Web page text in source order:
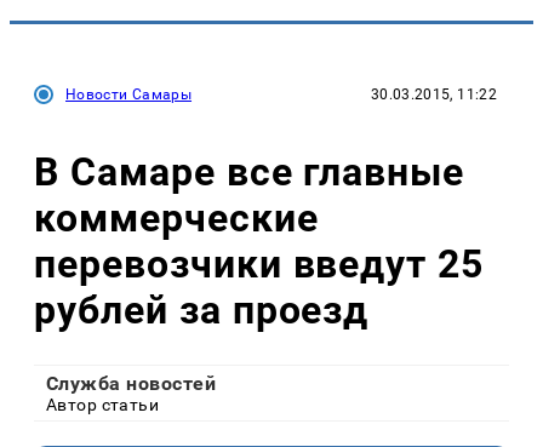
Новости Самары 30.03.2015, 11:22
В Самаре все главные
коммерческие
перевозчики введут 25
рублей за проезд
Служба новостей
Автор статьи